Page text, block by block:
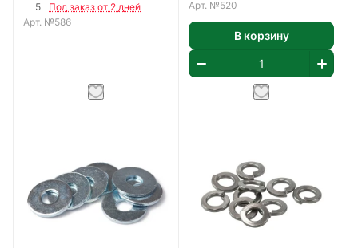
5
Под заказ от 2 дней
Арт. №586
Арт. №520
В корзину